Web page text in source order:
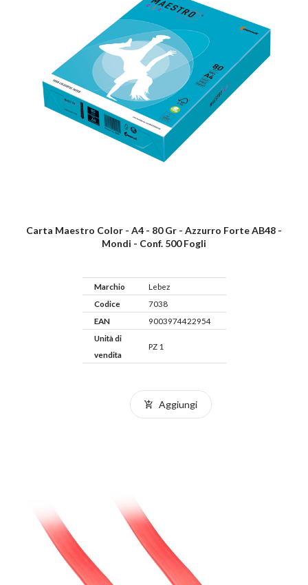
Carta Maestro Color - A4 - 80 Gr - Azzurro Forte AB48 -
Mondi - Conf. 500 Fogli
Marchio
Lebez
Codice
7038
EAN
9003974422954
Unità di
vendita
PZ 1
Aggiungi